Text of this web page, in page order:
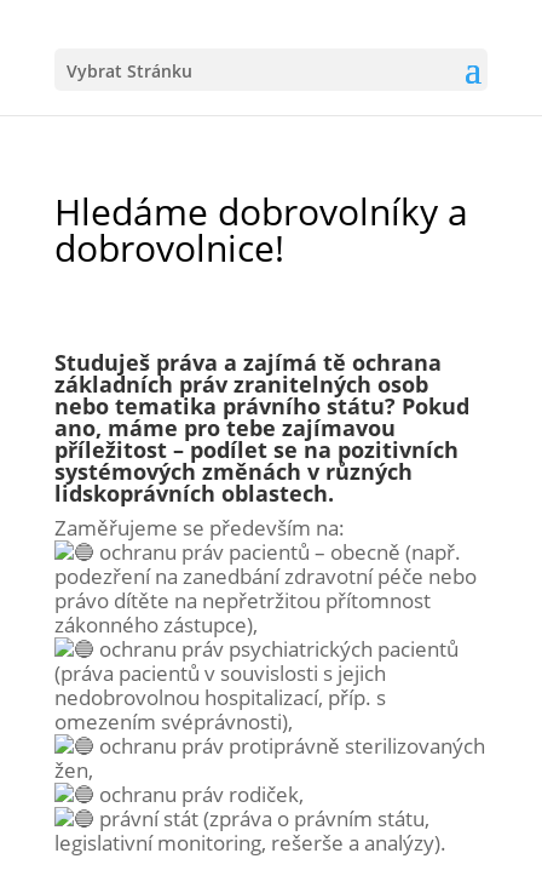
Vybrat Stránku
Hledáme dobrovolníky a
dobrovolnice!
Studuješ práva a zajímá tě ochrana
základních práv zranitelných osob
nebo tematika právního státu? Pokud
ano, máme pro tebe zajímavou
příležitost – podílet se na pozitivních
systémových změnách v různých
lidskoprávních oblastech.
Zaměřujeme se především na:
ochranu práv pacientů – obecně (např.
podezření na zanedbání zdravotní péče nebo
právo dítěte na nepřetržitou přítomnost
zákonného zástupce),
ochranu práv psychiatrických pacientů
(práva pacientů v souvislosti s jejich
nedobrovolnou hospitalizací, příp. s
omezením svéprávnosti),
ochranu práv protiprávně sterilizovaných
žen,
ochranu práv rodiček,
právní stát (zpráva o právním státu,
legislativní monitoring, rešerše a analýzy).